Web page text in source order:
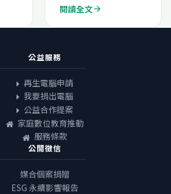
閱讀全文arrow_forward
公益服務
再生電腦申請
我要捐出電腦
公益合作提案
家庭數位教育推動
服務條款
公開徵信
媒合個案捐贈
ESG 永續影響報告